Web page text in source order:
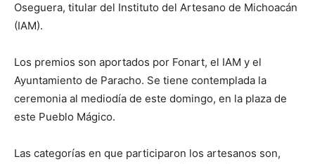
Oseguera, titular del Instituto del Artesano de Michoacán
(IAM).
Los premios son aportados por Fonart, el IAM y el
Ayuntamiento de Paracho. Se tiene contemplada la
ceremonia al mediodía de este domingo, en la plaza de
este Pueblo Mágico.
Las categorías en que participaron los artesanos son,